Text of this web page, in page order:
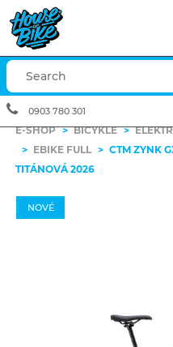
E-SHOP > BICYKLE >
> EBIKE FULL > CTM ZYNK
TITÁNOVÁ 2026
NOVÉ
0903 780 301